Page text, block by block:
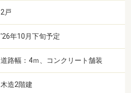
2戸
'26年10月下旬予定
道路幅：4ｍ、コンクリート舗装
木造2階建